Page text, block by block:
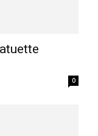
steelbook,
0